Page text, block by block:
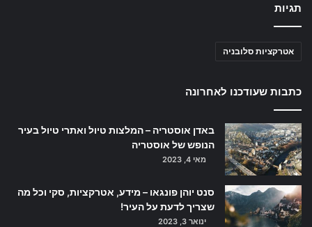
תגיות
אטרקציות סלובניה
כתבות שעודכנו לאחרונה
באדן אוסטריה – המלצות טיול ואתרי טיול בעיר
הנופש של אוסטריה
מאי 4, 2023
סנט יוהן פונגאו – מידע, אטרקציות, סקי וכל מה
שצריך לדעת על העיר!
ינואר 3, 2023